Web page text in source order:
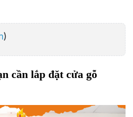
)
cần lắp đặt cửa gỗ